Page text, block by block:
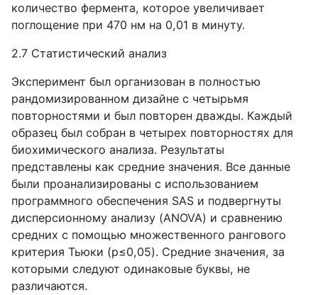
количество фермента, которое увеличивает
поглощение при 470 нм на 0,01 в минуту.
2.7 Статистический анализ
Эксперимент был организован в полностью
рандомизированном дизайне с четырьмя
повторностями и был повторен дважды. Каждый
образец был собран в четырех повторностях для
биохимического анализа. Результаты
представлены как средние значения. Все данные
были проанализированы с использованием
программного обеспечения SAS и подвергнуты
дисперсионному анализу (ANOVA) и сравнению
средних с помощью множественного рангового
критерия Тьюки (p≤0,05). Средние значения, за
которыми следуют одинаковые буквы, не
различаются.